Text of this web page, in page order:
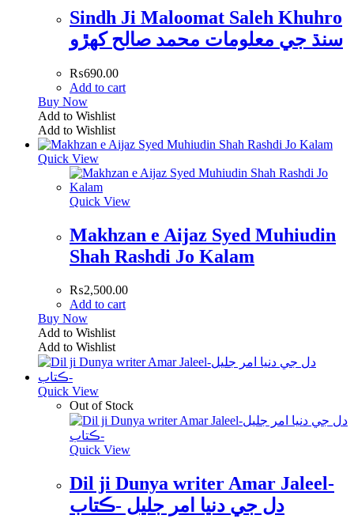
Sindh Ji Maloomat Saleh Khuhro
سنڌ جي معلومات محمد صالح کھڙو
₨690.00
Add to cart
Buy Now
Add to Wishlist
Add to Wishlist
Quick View
Quick View
Makhzan e Aijaz Syed Muhiudin
Shah Rashdi Jo Kalam
₨2,500.00
Add to cart
Buy Now
Add to Wishlist
Add to Wishlist
Quick View
Out of Stock
Quick View
Dil ji Dunya writer Amar Jaleel-
دل جي دنيا امر جليل -ڪتاب